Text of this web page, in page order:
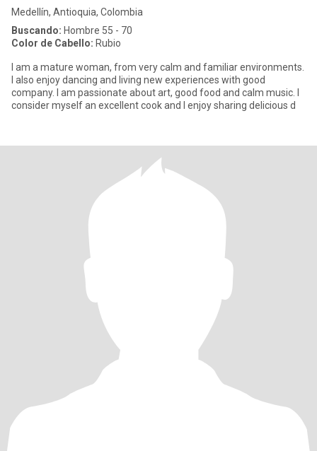
Medellín, Antioquia, Colombia
Buscando: Hombre 55 - 70
Color de Cabello: Rubio
I am a mature woman, from very calm and familiar environments.
I also enjoy dancing and living new experiences with good
company. I am passionate about art, good food and calm music. I
consider myself an excellent cook and I enjoy sharing delicious d